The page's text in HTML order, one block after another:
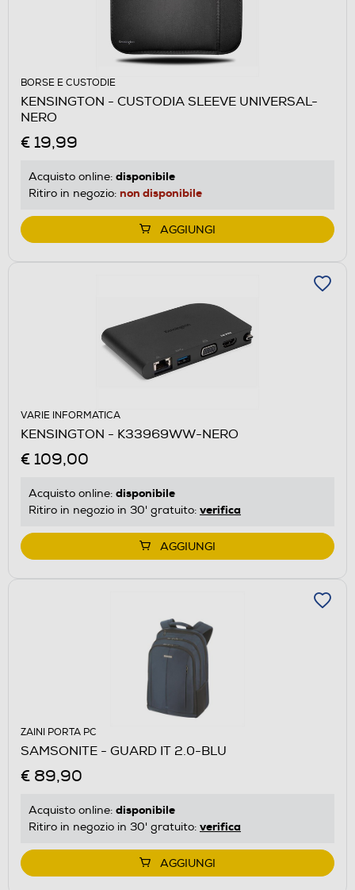
BORSE E CUSTODIE
KENSINGTON - CUSTODIA SLEEVE UNIVERSAL-
NERO
€ 19,99
Acquisto online: disponibile
Ritiro in negozio: non disponibile
AGGIUNGI
VARIE INFORMATICA
KENSINGTON - K33969WW-NERO
€ 109,00
Acquisto online: disponibile
Ritiro in negozio in 30' gratuito: verifica
AGGIUNGI
ZAINI PORTA PC
SAMSONITE - GUARD IT 2.0-BLU
€ 89,90
Acquisto online: disponibile
Ritiro in negozio in 30' gratuito: verifica
AGGIUNGI